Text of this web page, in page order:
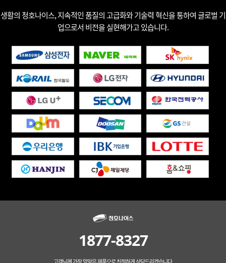
생활의 청호나이스, 지속적인 품질의 고급화와 기술력 혁신을 통하여 글로벌 기
업으로서 비전을 실현해가고 있습니다.
1877-8327